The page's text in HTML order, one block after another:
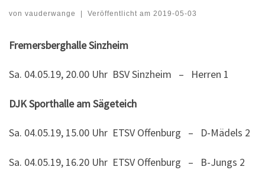
von vauderwange | Veröffentlicht am 2019-05-03
Fremersberghalle Sinzheim
Sa. 04.05.19, 20.00 Uhr BSV Sinzheim – Herren 1
DJK Sporthalle am Sägeteich
Sa. 04.05.19, 15.00 Uhr ETSV Offenburg – D-Mädels 2
Sa. 04.05.19, 16.20 Uhr ETSV Offenburg – B-Jungs 2